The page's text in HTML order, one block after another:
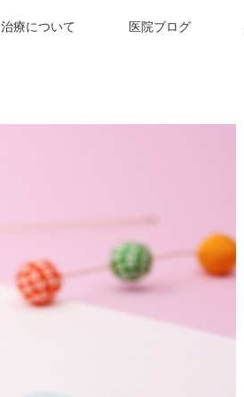
治療について 医院ブログ